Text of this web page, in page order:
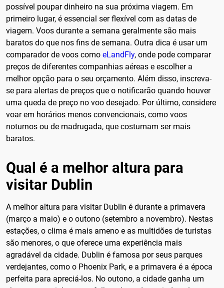
possível poupar dinheiro na sua próxima viagem. Em
primeiro lugar, é essencial ser flexível com as datas de
viagem. Voos durante a semana geralmente são mais
baratos do que nos fins de semana. Outra dica é usar um
comparador de voos como eLandFly, onde pode comparar
preços de diferentes companhias aéreas e escolher a
melhor opção para o seu orçamento. Além disso, inscreva-
se para alertas de preços que o notificarão quando houver
uma queda de preço no voo desejado. Por último, considere
voar em horários menos convencionais, como voos
noturnos ou de madrugada, que costumam ser mais
baratos.
Qual é a melhor altura para
visitar Dublin
A melhor altura para visitar Dublin é durante a primavera
(março a maio) e o outono (setembro a novembro). Nestas
estações, o clima é mais ameno e as multidões de turistas
são menores, o que oferece uma experiência mais
agradável da cidade. Dublin é famosa por seus parques
verdejantes, como o Phoenix Park, e a primavera é a época
perfeita para apreciá-los. No outono, a cidade ganha um